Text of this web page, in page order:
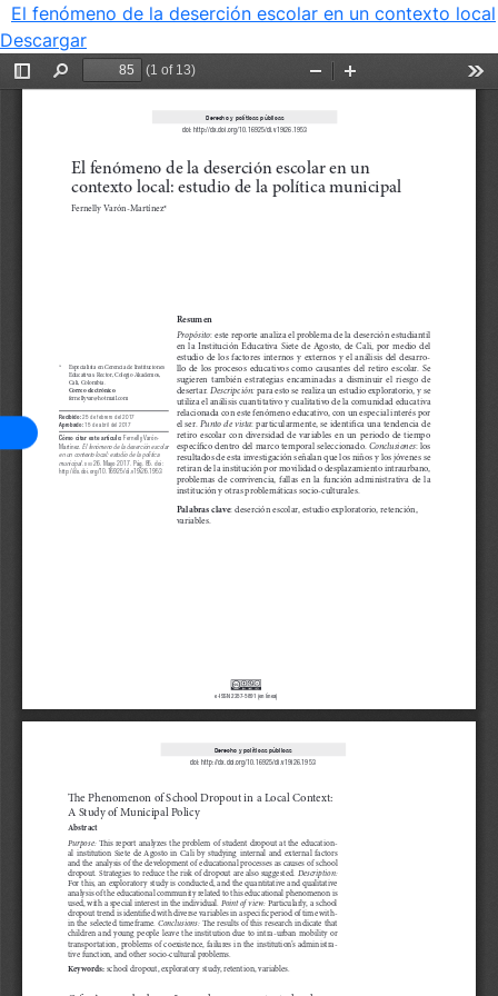
El fenómeno de la deserción escolar en un contexto local
Descargar